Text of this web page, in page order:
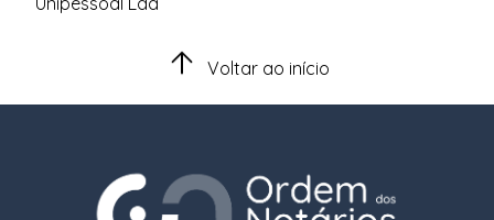
Voltar ao início